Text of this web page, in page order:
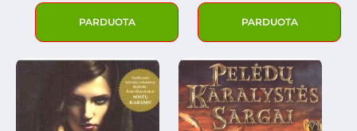
PARDUOTA PARDUOTA